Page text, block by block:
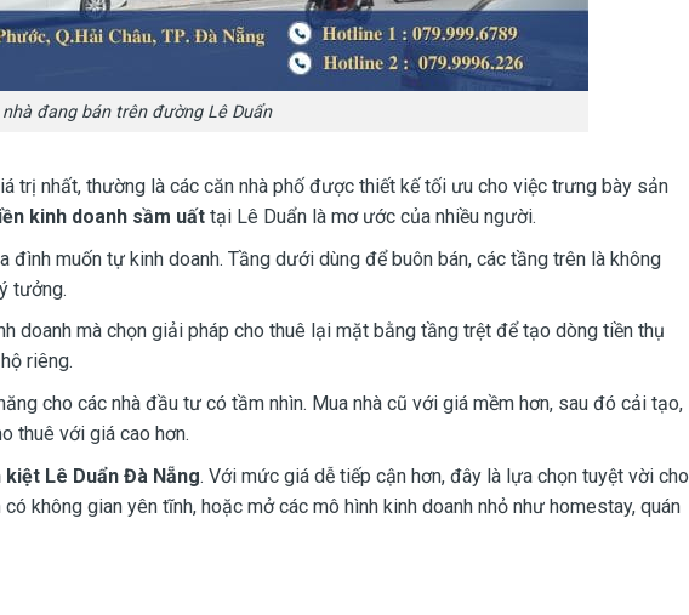
nhà đang bán trên đường Lê Duẩn
trị nhất, thường là các căn nhà phố được thiết kế tối ưu cho việc trưng bày sản
kinh doanh sầm uất tại Lê Duẩn là mơ ước của nhiều người.
đình muốn tự kinh doanh. Tầng dưới dùng để buôn bán, các tầng trên là không
tưởng.
doanh mà chọn giải pháp cho thuê lại mặt bằng tầng trệt để tạo dòng tiền thụ
riêng.
cho các nhà đầu tư có tầm nhìn. Mua nhà cũ với giá mềm hơn, sau đó cải tạo,
thuê với giá cao hơn.
kiệt Lê Duẩn Đà Nẵng. Với mức giá dễ tiếp cận hơn, đây là lựa chọn tuyệt vời cho
không gian yên tĩnh, hoặc mở các mô hình kinh doanh nhỏ như homestay, quán